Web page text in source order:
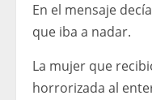
En el mensaje
que iba a nadar.
La mujer que
horrorizada al